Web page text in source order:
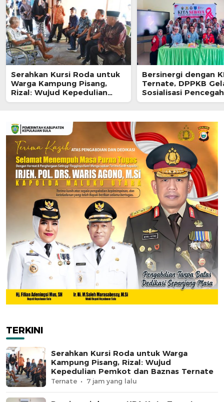
Serahkan Kursi Roda untuk
Warga Kampung Pisang,
Rizal: Wujud Kepedulian
Pemkot dan Baznas Ternate
Bersinergi dengan
Ternate, DPPKB
Sosialisasi
HIV/AIDS di SMA
TERKINI
Serahkan Kursi Roda untuk Warga
Kampung Pisang, Rizal: Wujud
Kepedulian Pemkot dan Baznas Ternate
Ternate 7 jam yang lalu